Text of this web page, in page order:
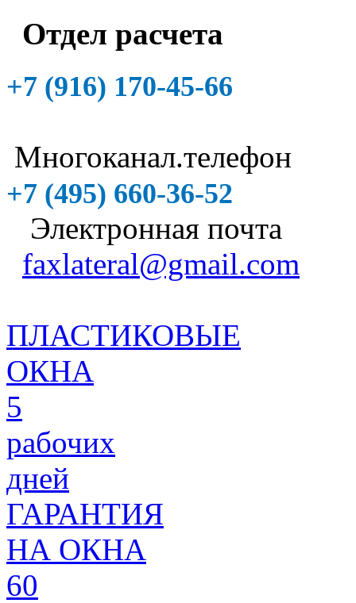
Отдел расчета
+7 (916) 170-45-66
Многоканал.телефон
+7 (495) 660-36-52
Электронная почта
faxlateral@gmail.com
ПЛАСТИКОВЫЕ
ОКНА
5
рабочих
дней
ГАРАНТИЯ
НА ОКНА
60